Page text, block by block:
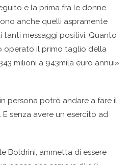
e la prima fra le donne.
anche quelli aspramente
tanti messaggi positivi. Quanto
operato il primo taglio della
milioni a 943mila euro annui».
persona potrò andare a fare il
senza avere un esercito ad
Boldrini, ammetta di essere